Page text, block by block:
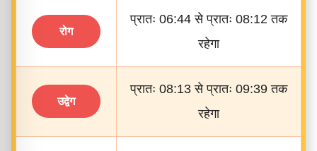
रोग
प्रातः 06:44 से प्रातः 08:12 तक
रहेगा
उद्वेग
प्रातः 08:13 से प्रातः 09:39 तक
रहेगा